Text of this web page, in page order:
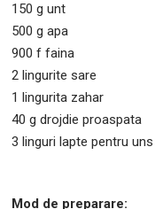
150 g unt
500 g apa
900 f faina
2 lingurite sare
1 lingurita zahar
40 g drojdie proaspata
3 linguri lapte pentru uns
Mod de preparare: